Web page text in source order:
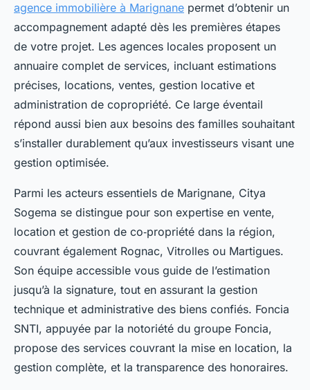
agence immobilière à Marignane permet d’obtenir un
accompagnement adapté dès les premières étapes
de votre projet. Les agences locales proposent un
annuaire complet de services, incluant estimations
précises, locations, ventes, gestion locative et
administration de copropriété. Ce large éventail
répond aussi bien aux besoins des familles souhaitant
s’installer durablement qu’aux investisseurs visant une
gestion optimisée.
Parmi les acteurs essentiels de Marignane, Citya
Sogema se distingue pour son expertise en vente,
location et gestion de co‑propriété dans la région,
couvrant également Rognac, Vitrolles ou Martigues.
Son équipe accessible vous guide de l’estimation
jusqu’à la signature, tout en assurant la gestion
technique et administrative des biens confiés. Foncia
SNTI, appuyée par la notoriété du groupe Foncia,
propose des services couvrant la mise en location, la
gestion complète, et la transparence des honoraires.